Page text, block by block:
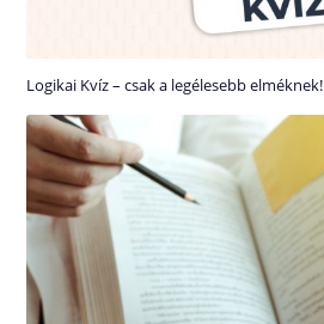
Logikai Kvíz – csak a legélesebb elméknek!